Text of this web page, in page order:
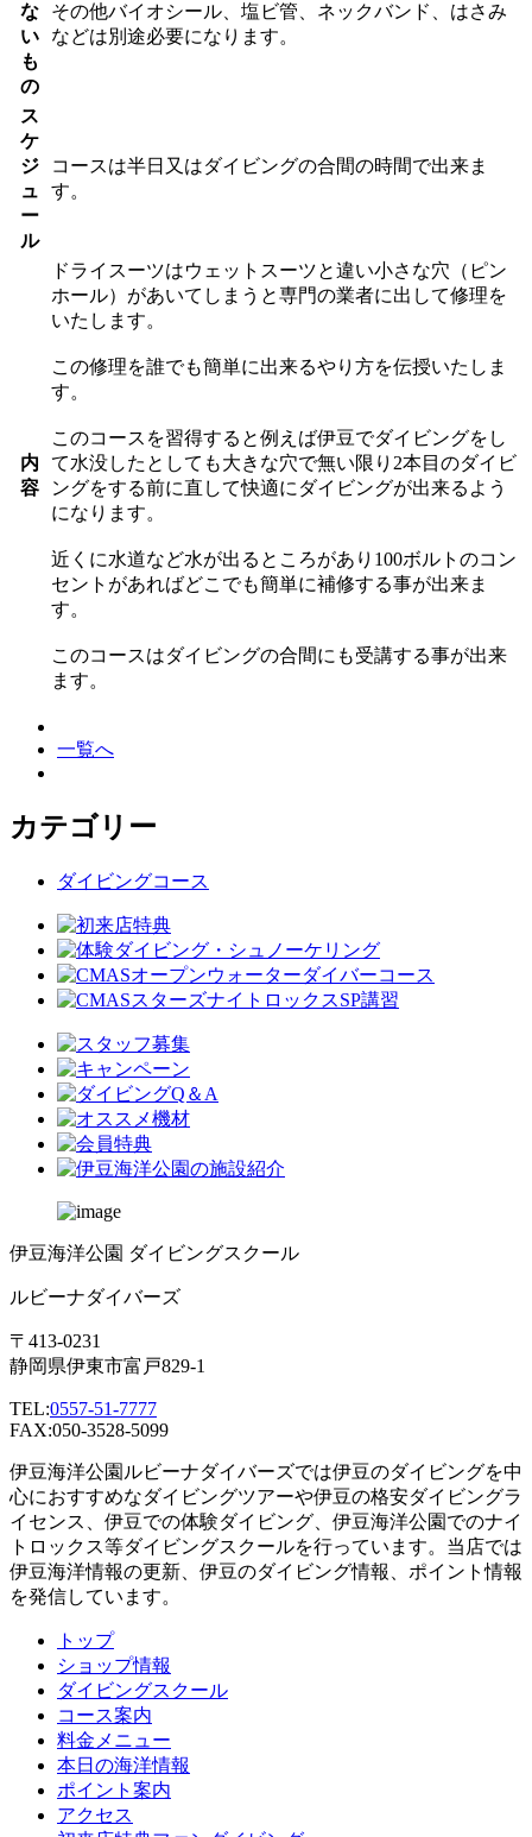
な
い
も
の
その他バイオシール、塩ビ管、ネックバンド、はさみ
などは別途必要になります。
ス
ケ
ジ
ュ
ー
ル
コースは半日又はダイビングの合間の時間で出来ま
す。
内
容
ドライスーツはウェットスーツと違い小さな穴（ピン
ホール）があいてしまうと専門の業者に出して修理を
いたします。
この修理を誰でも簡単に出来るやり方を伝授いたしま
す。
このコースを習得すると例えば伊豆でダイビングをし
て水没したとしても大きな穴で無い限り2本目のダイビ
ングをする前に直して快適にダイビングが出来るよう
になります。
近くに水道など水が出るところがあり100ボルトのコン
セントがあればどこでも簡単に補修する事が出来ま
す。
このコースはダイビングの合間にも受講する事が出来
ます。
一覧へ
カテゴリー
ダイビングコース
伊豆海洋公園 ダイビングスクール
ルビーナダイバーズ
〒413-0231
静岡県伊東市富戸829-1
TEL:0557-51-7777
FAX:050-3528-5099
伊豆海洋公園ルビーナダイバーズでは伊豆のダイビングを中
心におすすめなダイビングツアーや伊豆の格安ダイビングラ
イセンス、伊豆での体験ダイビング、伊豆海洋公園でのナイ
トロックス等ダイビングスクールを行っています。当店では
伊豆海洋情報の更新、伊豆のダイビング情報、ポイント情報
を発信しています。
トップ
ショップ情報
ダイビングスクール
コース案内
料金メニュー
本日の海洋情報
ポイント案内
アクセス